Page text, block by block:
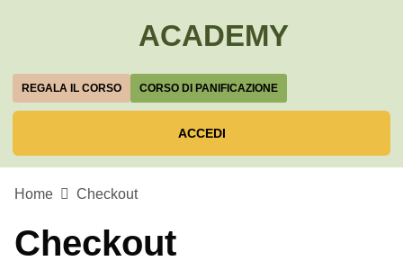
ACADEMY
REGALA IL CORSO CORSO DI PANIFICAZIONE
ACCEDI
Home Checkout
Checkout